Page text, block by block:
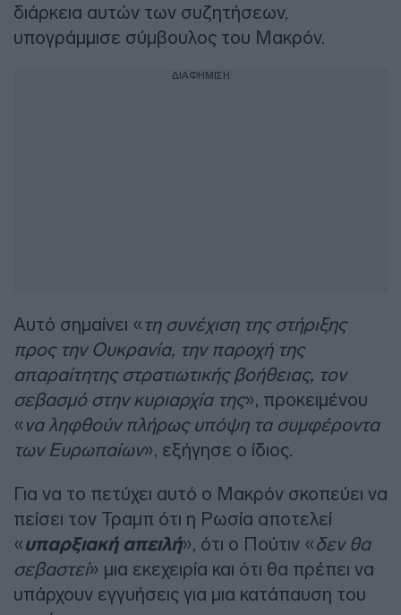
διάρκεια αυτών των συζητήσεων,
υπογράμμισε σύμβουλος του Μακρόν.
ΔΙΑΦΗΜΙΣΗ
Αυτό σημαίνει « τη συνέχιση της στήριξης
προς την Ουκρανία, την παροχή της
απαραίτητης στρατιωτικής βοήθειας, τον
σεβασμό στην κυριαρχία της», προκειμένου
« να ληφθούν πλήρως υπόψη τα συμφέροντα
των Ευρωπαίων», εξήγησε ο ίδιος.
Για να το πετύχει αυτό ο Μακρόν σκοπεύει να
πείσει τον Τραμπ ότι η Ρωσία αποτελεί
«υπαρξιακή απειλή», ότι ο Πούτιν «δεν θα
σεβαστεί» μια εκεχειρία και ότι θα πρέπει να
υπάρχουν εγγυήσεις για μια κατάπαυση του